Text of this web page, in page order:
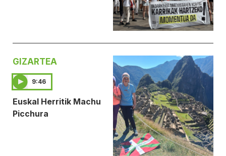
GIZARTEA
9:46
Euskal Herritik Machu
Picchura